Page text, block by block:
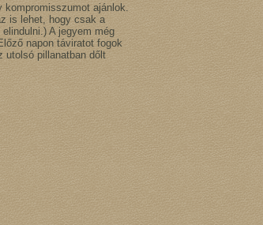
kompromisszumot ajánlok.
is lehet, hogy csak a
A jegyem még
napon táviratot fogok
utolsó pillanatban dőlt